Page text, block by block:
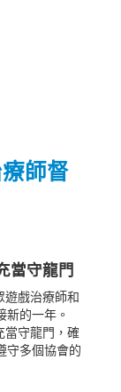
師督
當守龍門
戲治療師和
的一年。
守龍門，確
守多個協會的